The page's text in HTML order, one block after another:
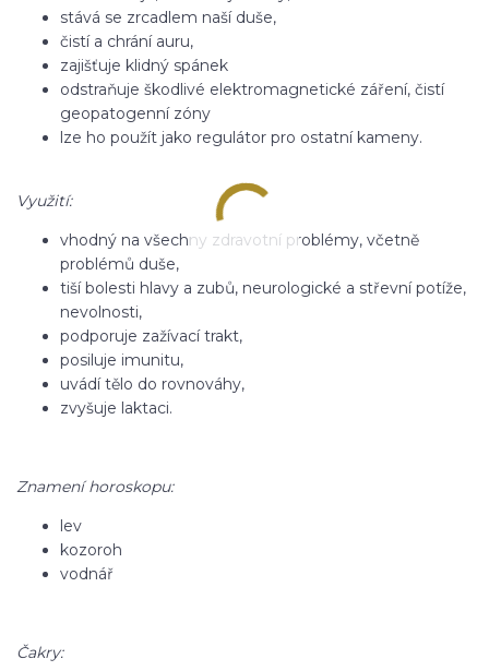
stává se zrcadlem naší duše,
čistí a chrání auru,
zajišťuje klidný spánek
odstraňuje škodlivé elektromagnetické záření, čistí
geopatogenní zóny
lze ho použít jako regulátor pro ostatní kameny.
Využití:
vhodný na všechny zdravotní problémy, včetně
problémů duše,
tiší bolesti hlavy a zubů, neurologické a střevní potíže,
nevolnosti,
podporuje zažívací trakt,
posiluje imunitu,
uvádí tělo do rovnováhy,
zvyšuje laktaci.
Znamení horoskopu:
lev
kozoroh
vodnář
Čakry: